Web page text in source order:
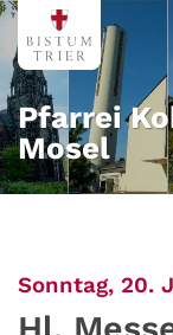
Zum Inhalt
Pfarrei
Mosel
Sonntag, 20.